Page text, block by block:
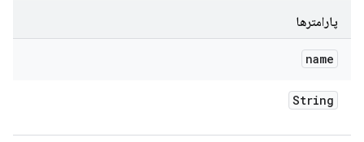
پارامترها
name
String